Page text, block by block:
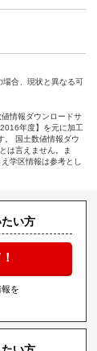
合、現状と異なる可
情報ダウンロードサ
年度】を元に加工
。 国土数値情報ダウ
は言えません。ま
学区情報は参考とし
い方
を